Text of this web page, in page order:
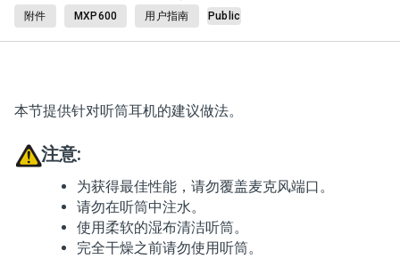
附件 MXP600 用户指南 Public
本节提供针对听筒耳机的建议做法。
注意:
为获得最佳性能，请勿覆盖麦克风端口。
请勿在听筒中注水。
使用柔软的湿布清洁听筒。
完全干燥之前请勿使用听筒。